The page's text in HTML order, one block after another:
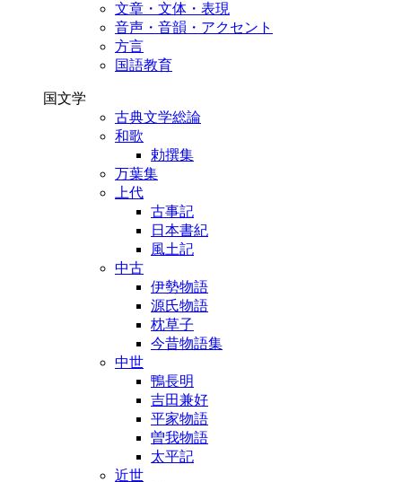
文章・文体・表現
音声・音韻・アクセント
方言
国語教育
国文学
古典文学総論
和歌
勅撰集
万葉集
上代
古事記
日本書紀
風土記
中古
伊勢物語
源氏物語
枕草子
今昔物語集
中世
鴨長明
吉田兼好
平家物語
曽我物語
太平記
近世